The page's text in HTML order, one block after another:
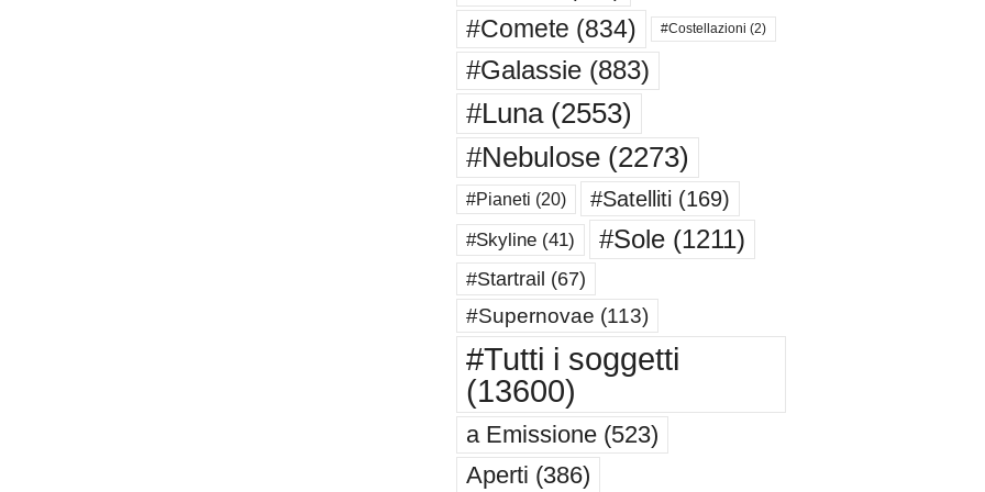
#Comete (834) #Costellazioni (2)
#Galassie(883)
#Luna(2553)
#Nebulose(2273)
#Pianeti (20) #Satelliti (169)
#Skyline(41) #Sole(1211)
#Startrail (67)
#Supernovae (113)
#Tutti i soggetti
(13600)
a Emissione(523)
Aperti (386)